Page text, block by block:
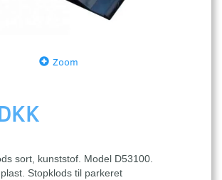
Zoom
sort, kunststof. Model D53100.
Stopklods til parkeret